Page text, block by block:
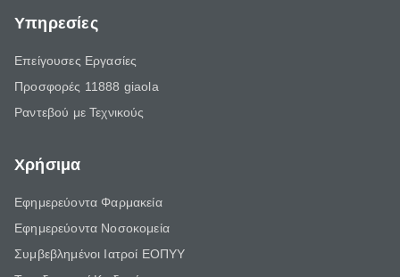
Υπηρεσίες
Επείγουσες Εργασίες
Προσφορές 11888 giaola
Ραντεβού με Τεχνικούς
Χρήσιμα
Εφημερεύοντα Φαρμακεία
Εφημερεύοντα Νοσοκομεία
Συμβεβλημένοι Ιατροί ΕΟΠΥΥ